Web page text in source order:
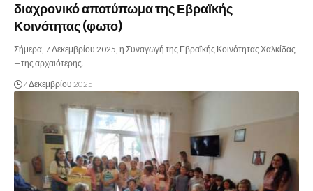
διαχρονικό αποτύπωμα της Εβραϊκής
Κοινότητας (φωτο)
Σήμερα, 7 Δεκεμβρίου 2025, η Συναγωγή της Εβραϊκής Κοινότητας Χαλκίδας
—της αρχαιότερης…
7 Δεκεμβρίου 2025